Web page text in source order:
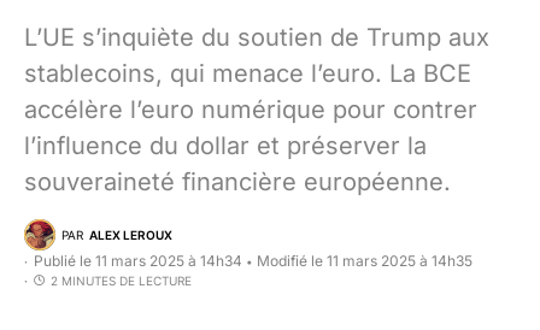
L’UE s’inquiète du soutien de Trump aux
stablecoins, qui menace l’euro. La BCE
accélère l’euro numérique pour contrer
l’influence du dollar et préserver la
souveraineté financière européenne.
PAR ALEX LEROUX
Publié le 11 mars 2025 à 14h34 • Modifié le 11 mars 2025 à 14h35
2 MINUTES DE LECTURE